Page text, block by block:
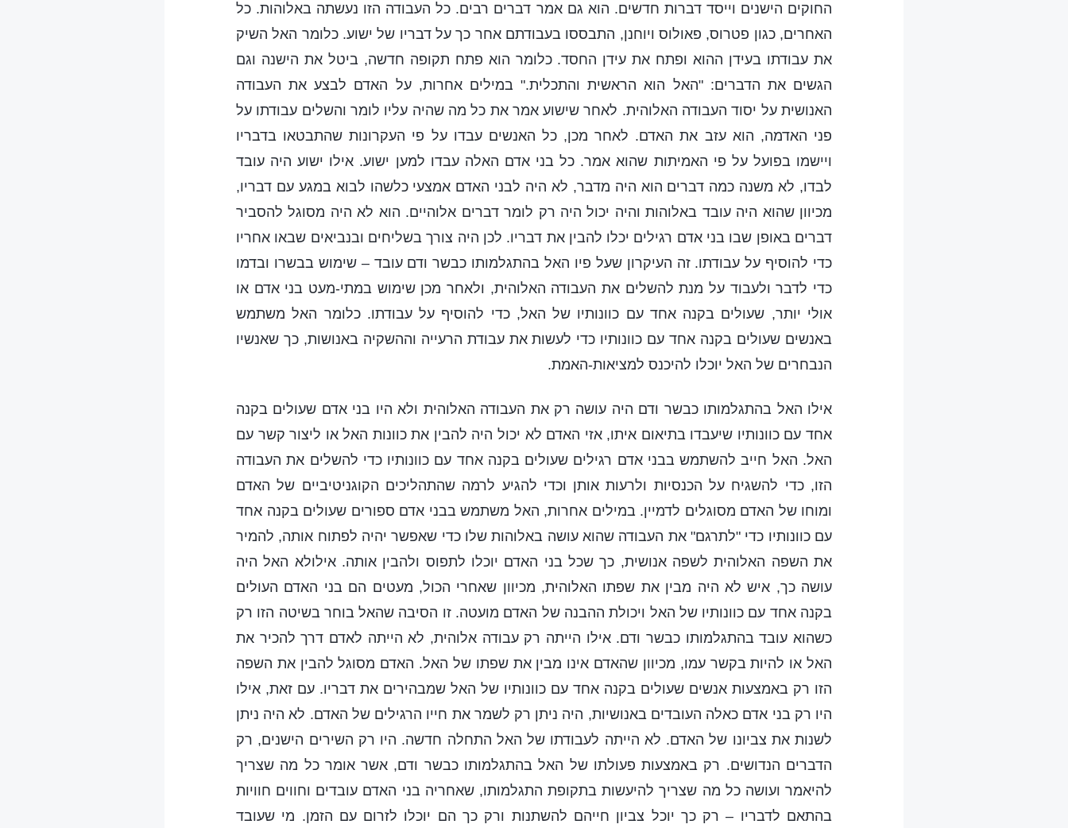
החוקים הישנים וייסד דברות חדשים. הוא גם אמר דברים רבים. כל העבודה הזו נעשתה באלוהות. כל
האחרים, כגון פטרוס, פאולוס ויוחנן, התבססו בעבודתם אחר כך על דבריו של ישוע. כלומר האל השיק
את עבודתו בעידן ההוא ופתח את עידן החסד. כלומר הוא פתח תקופה חדשה, ביטל את הישנה וגם
הגשים את הדברים: "האל הוא הראשית והתכלית." במילים אחרות, על האדם לבצע את העבודה
האנושית על יסוד העבודה האלוהית. לאחר שישוע אמר את כל מה שהיה עליו לומר והשלים עבודתו על
פני האדמה, הוא עזב את האדם. לאחר מכן, כל האנשים עבדו על פי העקרונות שהתבטאו בדבריו
ויישמו בפועל על פי האמיתות שהוא אמר. כל בני אדם האלה עבדו למען ישוע. אילו ישוע היה עובד
לבדו, לא משנה כמה דברים הוא היה מדבר, לא היה לבני האדם אמצעי כלשהו לבוא במגע עם דבריו,
מכיוון שהוא היה עובד באלוהות והיה יכול היה רק לומר דברים אלוהיים. הוא לא היה מסוגל להסביר
דברים באופן שבו בני אדם רגילים יכלו להבין את דבריו. לכן היה צורך בשליחים ובנביאים שבאו אחריו
כדי להוסיף על עבודתו. זה העיקרון שעל פיו האל בהתגלמותו כבשר ודם עובד – שימוש בבשרו ובדמו
כדי לדבר ולעבוד על מנת להשלים את העבודה האלוהית, ולאחר מכן שימוש במתי-מעט בני אדם או
אולי יותר, שעולים בקנה אחד עם כוונותיו של האל, כדי להוסיף על עבודתו. כלומר האל משתמש
באנשים שעולים בקנה אחד עם כוונותיו כדי לעשות את עבודת הרעייה וההשקיה באנושות, כך שאנשיו
הנבחרים של האל יוכלו להיכנס למציאות-האמת.
אילו האל בהתגלמותו כבשר ודם היה עושה רק את העבודה האלוהית ולא היו בני אדם שעולים בקנה
אחד עם כוונותיו שיעבדו בתיאום איתו, אזי האדם לא יכול היה להבין את כוונות האל או ליצור קשר עם
האל. האל חייב להשתמש בבני אדם רגילים שעולים בקנה אחד עם כוונותיו כדי להשלים את העבודה
הזו, כדי להשגיח על הכנסיות ולרעות אותן וכדי להגיע לרמה שהתהליכים הקוגניטיביים של האדם
ומוחו של האדם מסוגלים לדמיין. במילים אחרות, האל משתמש בבני אדם ספורים שעולים בקנה אחד
עם כוונותיו כדי "לתרגם" את העבודה שהוא עושה באלוהות שלו כדי שאפשר יהיה לפתוח אותה, להמיר
את השפה האלוהית לשפה אנושית, כך שכל בני האדם יוכלו לתפוס ולהבין אותה. אילולא האל היה
עושה כך, איש לא היה מבין את שפתו האלוהית, מכיוון שאחרי הכול, מעטים הם בני האדם העולים
בקנה אחד עם כוונותיו של האל ויכולת ההבנה של האדם מועטה. זו הסיבה שהאל בוחר בשיטה הזו רק
כשהוא עובד בהתגלמותו כבשר ודם. אילו הייתה רק עבודה אלוהית, לא הייתה לאדם דרך להכיר את
האל או להיות בקשר עמו, מכיוון שהאדם אינו מבין את שפתו של האל. האדם מסוגל להבין את השפה
הזו רק באמצעות אנשים שעולים בקנה אחד עם כוונותיו של האל שמבהירים את דבריו. עם זאת, אילו
היו רק בני אדם כאלה העובדים באנושיות, היה ניתן רק לשמר את חייו הרגילים של האדם. לא היה ניתן
לשנות את צביונו של האדם. לא הייתה לעבודתו של האל התחלה חדשה. היו רק השירים הישנים, רק
הדברים הנדושים. רק באמצעות פעולתו של האל בהתגלמותו כבשר ודם, אשר אומר כל מה שצריך
להיאמר ועושה כל מה שצריך להיעשות בתקופת התגלמותו, שאחריה בני האדם עובדים וחווים חוויות
בהתאם לדבריו – רק כך יוכל צביון חייהם להשתנות ורק כך הם יוכלו לזרום עם הזמן. מי שעובד